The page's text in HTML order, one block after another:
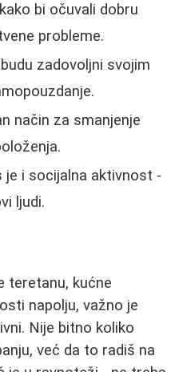
bi očuvali dobru
probleme.
zadovoljni svojim
način za smanjenje
je i socijalna aktivnost -
ljudi.
teretanu, kućne
napolju, važno je
Nije bitno koliko
već da to radiš na